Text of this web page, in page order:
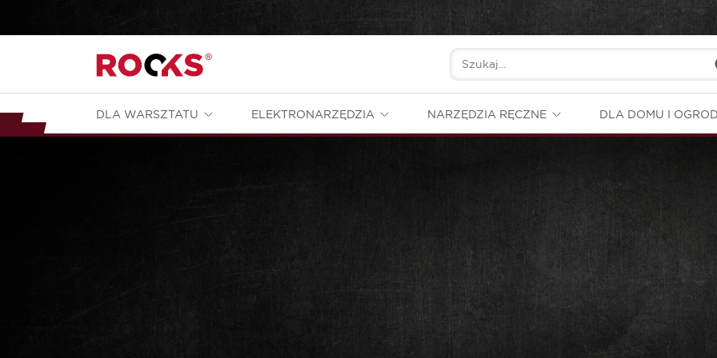
DLA WARSZTATU ELEKTRONARZĘDZIA NARZĘDZIA RĘCZNE DLA DOMU I